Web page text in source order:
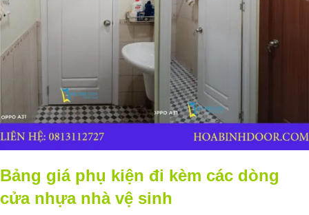
Bảng giá phụ kiện đi kèm các dòng
cửa nhựa nhà vệ sinh